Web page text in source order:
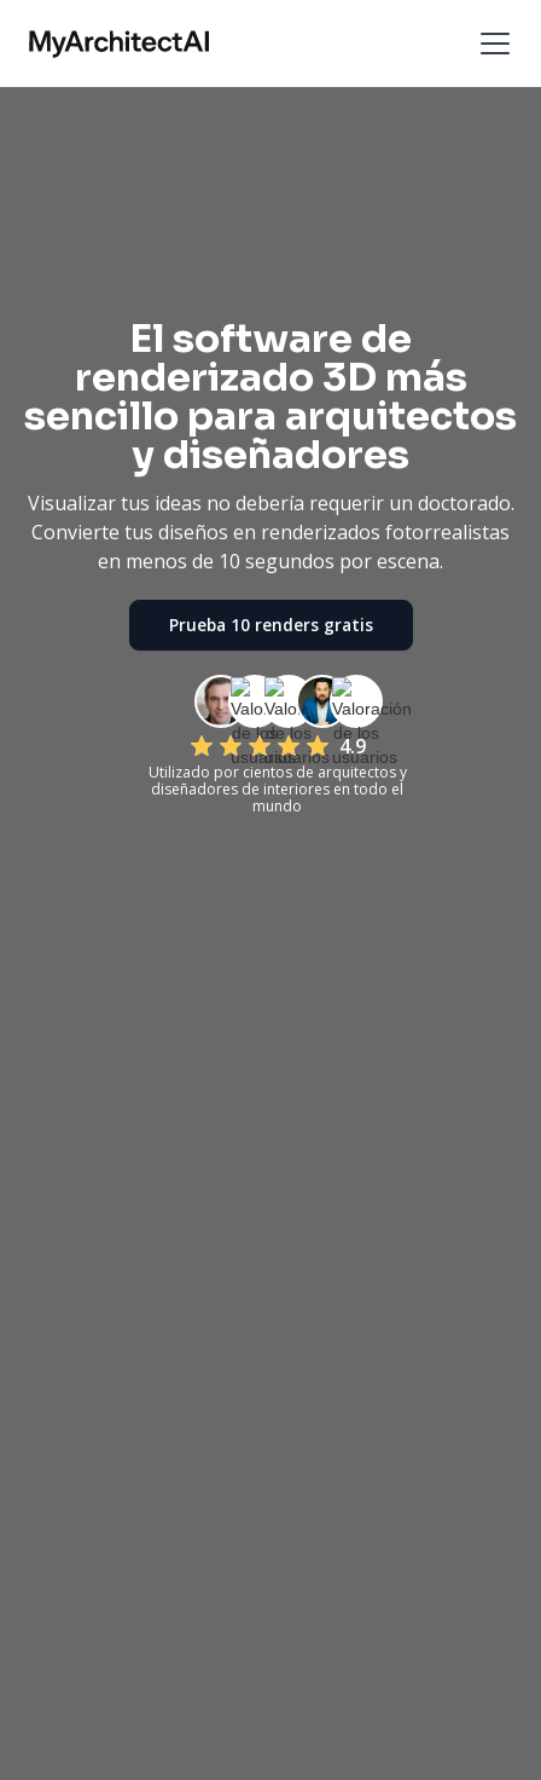
El software de
renderizado 3D más
sencillo para arquitectos
y diseñadores
Visualizar tus ideas no debería requerir un doctorado.
Convierte tus diseños en renderizados fotorrealistas
en menos de 10 segundos por escena.
Prueba 10 renders gratis
4.9
Utilizado por cientos de arquitectos y
diseñadores de interiores en todo el
mundo